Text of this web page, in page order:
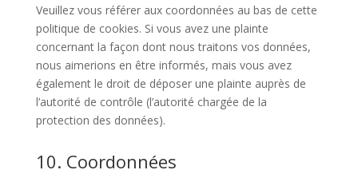
Veuillez vous référer aux coordonnées au bas de cette
politique de cookies. Si vous avez une plainte
concernant la façon dont nous traitons vos données,
nous aimerions en être informés, mais vous avez
également le droit de déposer une plainte auprès de
l’autorité de contrôle (l’autorité chargée de la
protection des données).
10. Coordonnées